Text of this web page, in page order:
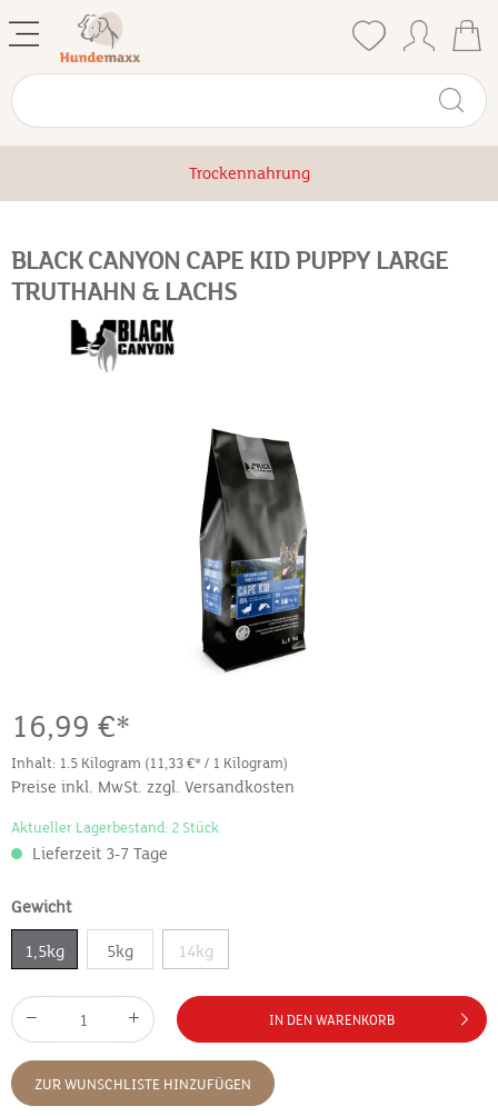
Trockennahrung
BLACK CANYON CAPE KID PUPPY LARGE
TRUTHAHN & LACHS
16,99 €*
Inhalt: 1.5 Kilogram (11,33 €* / 1 Kilogram)
Preise inkl. MwSt. zzgl. Versandkosten
Aktueller Lagerbestand: 2 Stück
Lieferzeit 3-7 Tage
Gewicht
1,5kg 5kg 14kg
IN DEN WARENKORB
ZUR WUNSCHLISTE HINZUFÜGEN